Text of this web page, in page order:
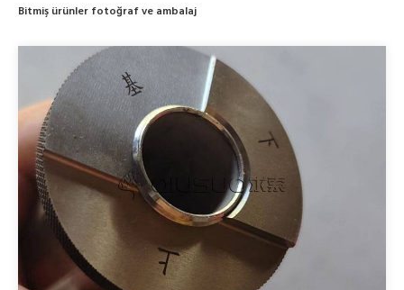
Bitmiş ürünler fotoğraf ve ambalaj